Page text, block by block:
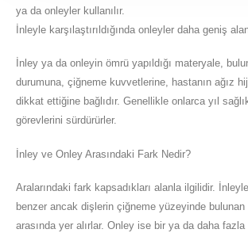
ya da onleyler kullanılır.
İnleyle karşılaştırıldığında onleyler daha geniş
İnley ya da onleyin ömrü yapıldığı materyale,
durumuna, çiğneme kuvvetlerine, hastanın ağız
dikkat ettiğine bağlıdır. Genellikle onlarca yıl
görevlerini sürdürürler.
İnley ve Onley Arasındaki Fark Nedir?
Aralarındaki fark kapsadıkları alanla ilgilidir.
benzer ancak dişlerin çiğneme yüzeyinde
arasında yer alırlar. Onley ise bir ya da daha